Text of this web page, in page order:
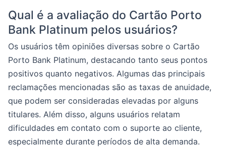
Qual é a avaliação do Cartão Porto
Bank Platinum pelos usuários?
Os usuários têm opiniões diversas sobre o Cartão
Porto Bank Platinum, destacando tanto seus pontos
positivos quanto negativos. Algumas das principais
reclamações mencionadas são as taxas de anuidade,
que podem ser consideradas elevadas por alguns
titulares. Além disso, alguns usuários relatam
dificuldades em contato com o suporte ao cliente,
especialmente durante períodos de alta demanda.